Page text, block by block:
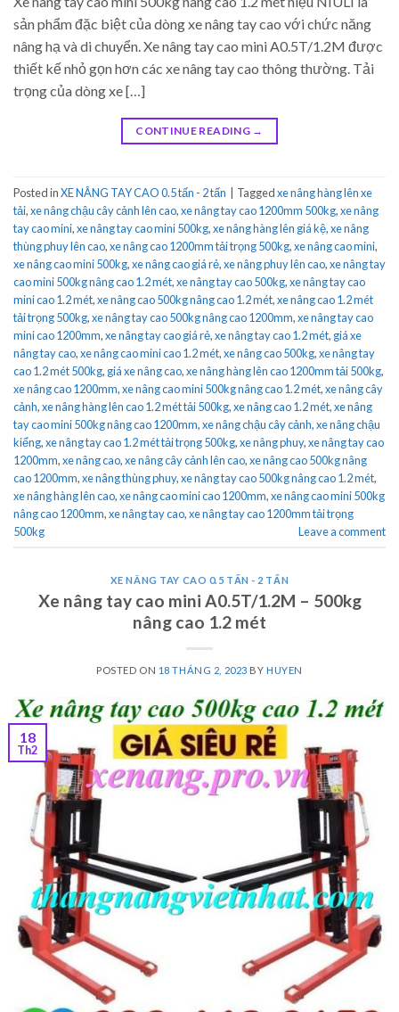
sản phẩm đặc biệt của dòng xe nâng tay cao với chức năng
nâng hạ và di chuyển. Xe nâng tay cao mini A0.5T/1.2M được
thiết kế nhỏ gọn hơn các xe nâng tay cao thông thường. Tải
trọng của dòng xe […]
CONTINUE READING →
Posted inXE NÂNG TAY CAO 0.5 tấn - 2 tấn Taggedxe nâng hàng lên xe
tải,xe nâng chậu cây cảnh lên cao,xe nâng tay cao 1200mm 500kg,xe nâng
tay cao mini,xe nâng tay cao mini 500kg,xe nâng hàng lên giá kệ,xe nâng
thùng phuy lên cao,xe nâng cao 1200mm tải trọng 500kg,xe nâng cao mini,
xe nâng cao mini 500kg,xe nâng cao giá rẻ,xe nâng phuy lên cao,xe nâng tay
cao mini 500kg nâng cao 1.2 mét,xe nâng tay cao 500kg,xe nâng tay cao
mini cao 1.2 mét,xe nâng cao 500kg nâng cao 1.2 mét,xe nâng cao 1.2 mét
tải trọng 500kg,xe nâng tay cao 500kg nâng cao 1200mm,xe nâng tay cao
mini cao 1200mm,xe nâng tay cao giá rẻ,xe nâng tay cao 1.2 mét, giá xe
nâng tay cao,xe nâng cao mini cao 1.2 mét,xe nâng cao 500kg,xe nâng tay
cao 1.2 mét 500kg, giá xe nâng cao,xe nâng hàng lên cao 1200mm tải 500kg,
xe nâng cao 1200mm,xe nâng cao mini 500kg nâng cao 1.2 mét,xe nâng cây
cảnh,xe nâng hàng lên cao 1.2 mét tải 500kg,xe nâng cao 1.2 mét,xe nâng
tay cao mini 500kg nâng cao 1200mm,xe nâng chậu cây cảnh,xe nâng chậu
kiểng,xe nâng tay cao 1.2 mét tải trọng 500kg,xe nâng phuy,xe nâng tay cao
1200mm,xe nâng cao,xe nâng cây cảnh lên cao,xe nâng cao 500kg nâng
cao 1200mm,xe nâng thùng phuy,xe nâng tay cao 500kg nâng cao 1.2 mét,
xe nâng hàng lên cao,xe nâng cao mini cao 1200mm,xe nâng cao mini 500kg
nâng cao 1200mm,xe nâng tay cao,xe nâng tay cao 1200mm tải trọng
500kg
Leave a comment
XE NÂNG TAY CAO 0.5 TẤN - 2 TẤN
Xe nâng tay cao mini A0.5T/1.2M – 500kg
nâng cao 1.2 mét
POSTED ON 18 THÁNG 2, 2023 BY HUYEN
18
Th2